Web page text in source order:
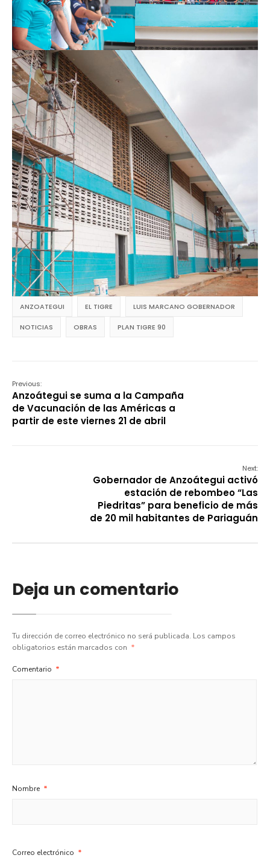
ANZOATEGUI EL TIGRE LUIS MARCANO GOBERNADOR
NOTICIAS OBRAS PLAN TIGRE 90
Previous:
Anzoátegui se suma a la Campaña
de Vacunación de las Américas a
partir de este viernes 21 de abril
Next:
Gobernador de Anzoátegui activó
estación de rebombeo “Las
Piedritas” para beneficio de más
de 20 mil habitantes de Pariaguán
Deja un comentario
Tu dirección de correo electrónico no será publicada. Los campos
obligatorios están marcados con *
Comentario *
Nombre *
Correo electrónico *